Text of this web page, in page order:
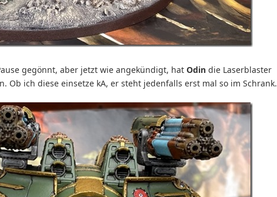
gegönnt, aber jetzt wie angekündigt, hat Odin die Laserblaster
Ob ich diese einsetze kA, er steht jedenfalls erst mal so im Schrank.